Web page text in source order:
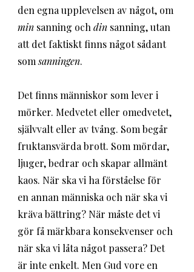
den egna upplevelsen av något, om
min sanning och din sanning, utan
att det faktiskt finns något sådant
som sanningen.
Det finns människor som lever i
mörker. Medvetet eller omedvetet,
självvalt eller av tvång. Som begår
fruktansvärda brott. Som mördar,
ljuger, bedrar och skapar allmänt
kaos. När ska vi ha förståelse för
en annan människa och när ska vi
kräva bättring? När måste det vi
gör få märkbara konsekvenser och
när ska vi låta något passera? Det
är inte enkelt. Men Gud vore en